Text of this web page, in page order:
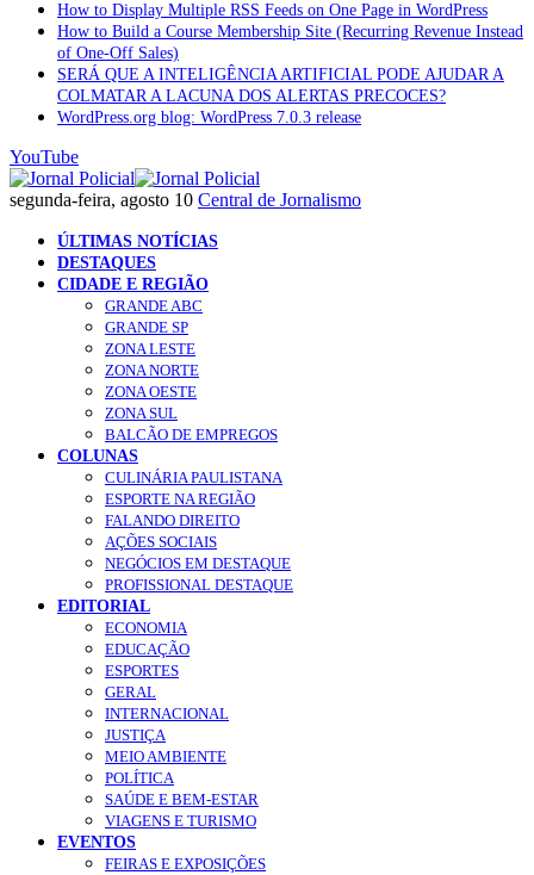
How to Display Multiple RSS Feeds on One Page in WordPress
How to Build a Course Membership Site (Recurring Revenue Instead
of One-Off Sales)
SERÁ QUE A INTELIGÊNCIA ARTIFICIAL PODE AJUDAR A
COLMATAR A LACUNA DOS ALERTAS PRECOCES?
WordPress.org blog: WordPress 7.0.3 release
YouTube
segunda-feira, agosto 10 Central de Jornalismo
ÚLTIMAS NOTÍCIAS
DESTAQUES
CIDADE E REGIÃO
GRANDE ABC
GRANDE SP
ZONA LESTE
ZONA NORTE
ZONA OESTE
ZONA SUL
BALCÃO DE EMPREGOS
COLUNAS
CULINÁRIA PAULISTANA
ESPORTE NA REGIÃO
FALANDO DIREITO
AÇÕES SOCIAIS
NEGÓCIOS EM DESTAQUE
PROFISSIONAL DESTAQUE
EDITORIAL
ECONOMIA
EDUCAÇÃO
ESPORTES
GERAL
INTERNACIONAL
JUSTIÇA
MEIO AMBIENTE
POLÍTICA
SAÚDE E BEM-ESTAR
VIAGENS E TURISMO
EVENTOS
FEIRAS E EXPOSIÇÕES